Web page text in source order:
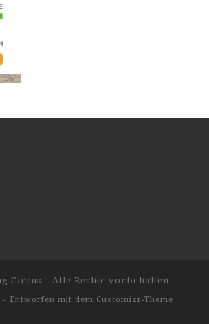
Circus – Alle Rechte vorbehalten
– Entworfen mit dem Customizr-Theme